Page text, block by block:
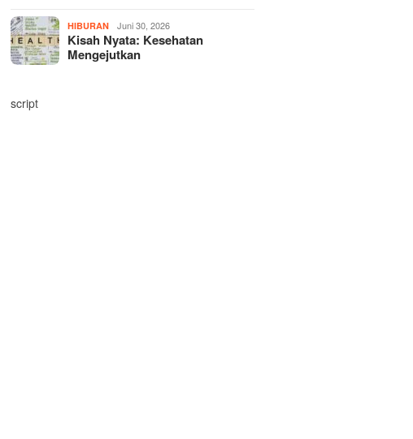
HIBURAN Juni 30, 2026
Kisah Nyata: Kesehatan
Mengejutkan
script